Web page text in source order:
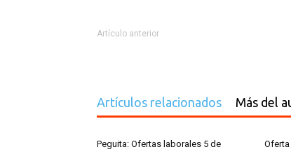
Artículo anterior
Artículos relacionados Más del
Peguita: Ofertas laborales 5 de